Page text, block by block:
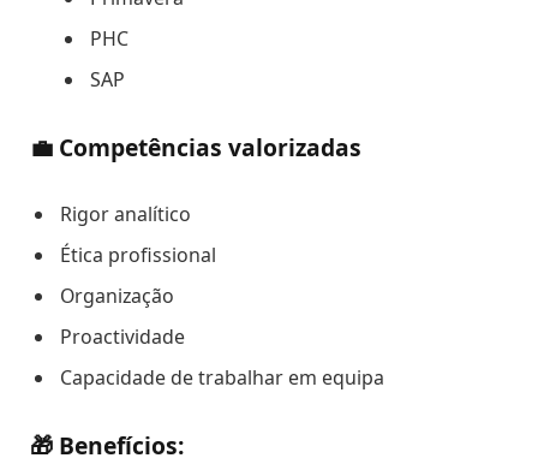
PHC
SAP
💼 Competências valorizadas
Rigor analítico
Ética profissional
Organização
Proactividade
Capacidade de trabalhar em equipa
🎁 Benefícios: